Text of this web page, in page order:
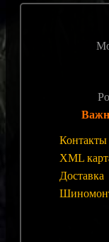
Контакты
XML
Доставка